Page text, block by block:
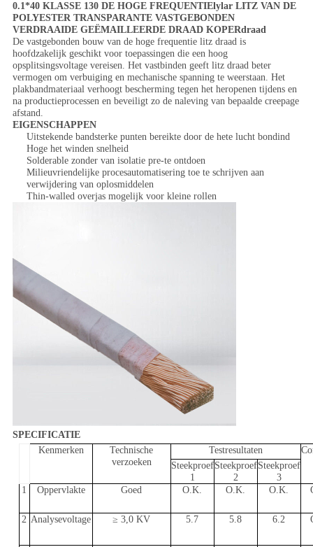
0.1*40 KLASSE 130 DE HOGE FREQUENTIElylar LITZ VAN DE
POLYESTER TRANSPARANTE VASTGEBONDEN
VERDRAAIDE GEËMAILLEERDE DRAAD KOPERdraad
De vastgebonden bouw van de hoge frequentie litz draad is
hoofdzakelijk geschikt voor toepassingen die een hoog
opsplitsingsvoltage vereisen. Het vastbinden geeft litz draad beter
vermogen om verbuiging en mechanische spanning te weerstaan. Het
plakbandmateriaal verhoogt bescherming tegen het heropenen tijdens en
na productieprocessen en beveiligt zo de naleving van bepaalde creepage
afstand.
EIGENSCHAPPEN
Uitstekende bandsterke punten bereikte door de hete lucht bondind
Hoge het winden snelheid
Solderable zonder van isolatie pre-te ontdoen
Milieuvriendelijke procesautomatisering toe te schrijven aan
verwijdering van oplosmiddelen
Thin-walled overjas mogelijk voor kleine rollen
SPECIFICATIE
Kenmerken
Technische
verzoeken
Testresultaten
Steekproef
1
Steekproef
2
Steekproef
3
1
Oppervlakte Goed O.K. O.K. O.K.
2 Analysevoltage ≥ 3,0 KV 5.7 5.8 6.2